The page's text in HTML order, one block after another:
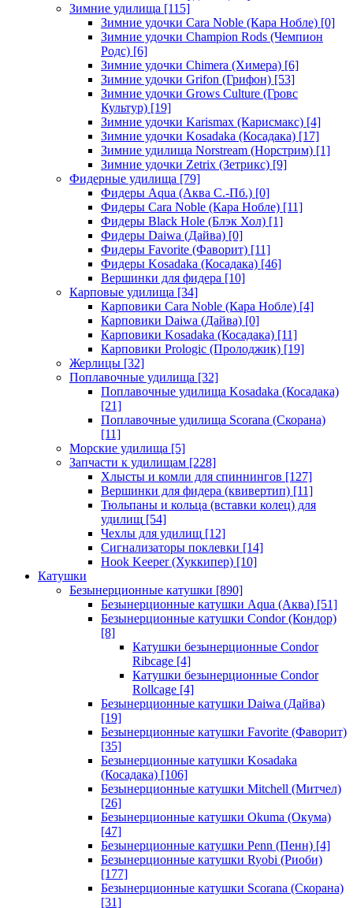
Зимние удилища [115]
Зимние удочки Cara Noble (Кара Нобле) [0]
Зимние удочки Champion Rods (Чемпион
Родс) [6]
Зимние удочки Chimera (Химера) [6]
Зимние удочки Grifon (Грифон) [53]
Зимние удочки Grows Culture (Гровс
Культур) [19]
Зимние удочки Karismax (Карисмакс) [4]
Зимние удочки Kosadaka (Косадака) [17]
Зимние удилища Norstream (Норстрим) [1]
Зимние удочки Zetrix (Зетрикс) [9]
Фидерные удилища [79]
Фидеры Aqua (Аква С.-Пб.) [0]
Фидеры Cara Noble (Кара Нобле) [11]
Фидеры Black Hole (Блэк Хол) [1]
Фидеры Daiwa (Дайва) [0]
Фидеры Favorite (Фаворит) [11]
Фидеры Kosadaka (Косадака) [46]
Вершинки для фидера [10]
Карповые удилища [34]
Карповики Cara Noble (Кара Нобле) [4]
Карповики Daiwa (Дайва) [0]
Карповики Kosadaka (Косадака) [11]
Карповики Prologic (Пролоджик) [19]
Жерлицы [32]
Поплавочные удилища [32]
Поплавочные удилища Kosadaka (Косадака)
[21]
Поплавочные удилища Scorana (Скорана)
[11]
Морские удилища [5]
Запчасти к удилищам [228]
Хлысты и комли для спиннингов [127]
Вершинки для фидера (квивертип) [11]
Тюльпаны и кольца (вставки колец) для
удилищ [54]
Чехлы для удилищ [12]
Сигнализаторы поклевки [14]
Hook Keeper (Хуккипер) [10]
Катушки
Безынерционные катушки [890]
Безынерционные катушки Aqua (Аква) [51]
Безынерционные катушки Condor (Кондор)
[8]
Катушки безынерционные Condor
Ribcage [4]
Катушки безынерционные Condor
Rollcage [4]
Безынерционные катушки Daiwa (Дайва)
[19]
Безынерционные катушки Favorite (Фаворит)
[35]
Безынерционные катушки Kosadaka
(Косадака) [106]
Безынерционные катушки Mitchell (Митчел)
[26]
Безынерционные катушки Okuma (Окума)
[47]
Безынерционные катушки Penn (Пенн) [4]
Безынерционные катушки Ryobi (Риоби)
[177]
Безынерционные катушки Scorana (Скорана)
[31]